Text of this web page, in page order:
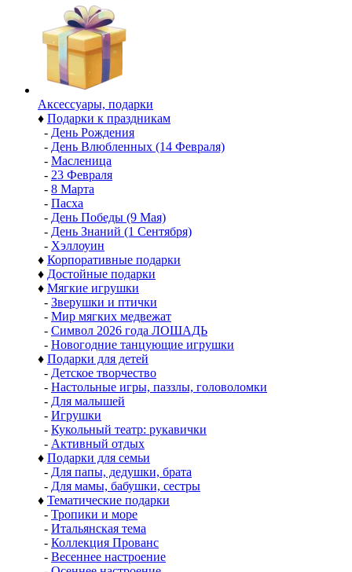
Аксессуары, подарки
♦ Подарки к праздникам
- День Рождения
- День Влюбленных (14 Февраля)
- Масленица
- 23 Февраля
- 8 Марта
- Пасха
- День Победы (9 Мая)
- День Знаний (1 Сентября)
- Хэллоуин
♦ Корпоративные подарки
♦ Достойные подарки
♦ Мягкие игрушки
- Зверушки и птички
- Мир мягких медвежат
- Символ 2026 года ЛОШАДЬ
- Новогодние танцующие игрушки
♦ Подарки для детей
- Детское творчество
- Настольные игры, паззлы, головоломки
- Для малышей
- Игрушки
- Кукольный театр: рукавички
- Активный отдых
♦ Подарки для семьи
- Для папы, дедушки, брата
- Для мамы, бабушки, сестры
♦ Тематические подарки
- Тропики и море
- Итальянская тема
- Коллекция Прованс
- Весеннее настроение